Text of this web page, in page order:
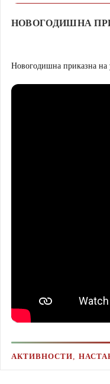
НОВОГОДИШНА
Новогодишна приказна
АКТИВНОСТИ